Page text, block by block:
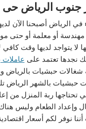
جنوب الرياض حى
في الرياض أصبحنا الآن
أو معلمة أو حتى
لا يتواجد لديها وقت كافي
نجدها تعتمد على عاملات
حبشيات بالرياض
بالشهر الرياض
تحتاجها ربة المنزل من
وإعداد الطعام وليس
نوفر لكم أسعار